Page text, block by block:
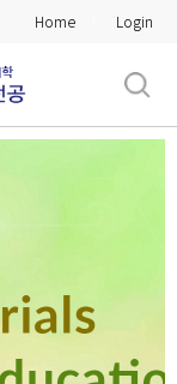
Home Login